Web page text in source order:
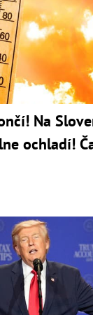
Na
ochladí!